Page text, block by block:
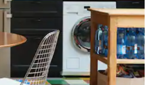
или навигирайте с докосване или